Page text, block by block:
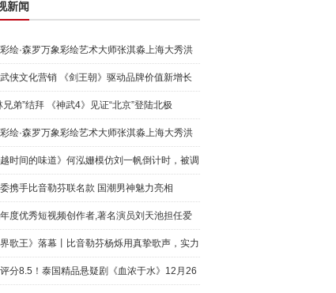
新闻
绘·森罗万象彩绘艺术大师张淇淼上海大秀洪
侠文化营销 《剑王朝》驱动品牌价值新增长
兄弟”结拜 《神武4》见证“北京”登陆北极
绘·森罗万象彩绘艺术大师张淇淼上海大秀洪
越时间的味道》何泓姗模仿刘一帆倒计时，被调
人携手比音勒芬联名款 国潮男神魅力亮相
度优秀短视频创作者,著名演员刘天池担任爱
号"奇
界歌王》落幕丨比音勒芬杨烁用真挚歌声，实力
分8.5！泰国精品悬疑剧《血浓于水》12月26